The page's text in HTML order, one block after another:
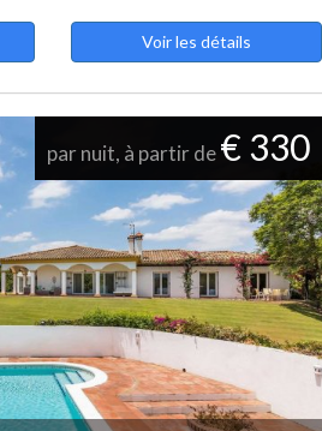
Voir les détails
par nuit, à partir de€ 330